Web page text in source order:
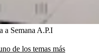
a Semana A.P.I
de los temas más